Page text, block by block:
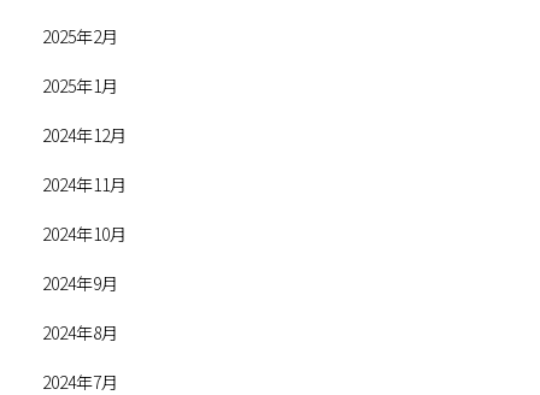
2025年2月
2025年1月
2024年12月
2024年11月
2024年10月
2024年9月
2024年8月
2024年7月